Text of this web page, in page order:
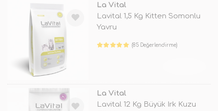
La Vital
Lavital 1,5 Kg Kitten Somonlu
Yavru
(85 Değerlendirme)
La Vital
Lavital 12 Kg Büyük Irk Kuzu